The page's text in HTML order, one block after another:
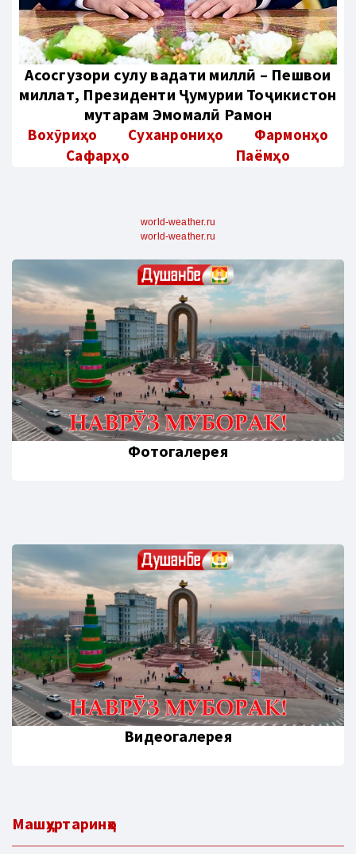
Aсосгузори сулҳу ваҳдати миллӣ – Пешвои
миллат, Президенти Ҷумҳурии Тоҷикистон
муҳтарам Эмомалӣ Раҳмон
Вохӯриҳо Суханрониҳо
Фармонҳо
Сафарҳо
Паёмҳо
world-weather.ru
world-weather.ru
Фотогалерея
Видеогалерея
Машҳуртаринҳо